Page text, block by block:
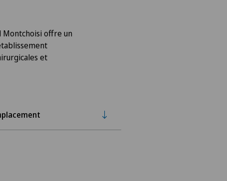
Montchoisi offre un
et